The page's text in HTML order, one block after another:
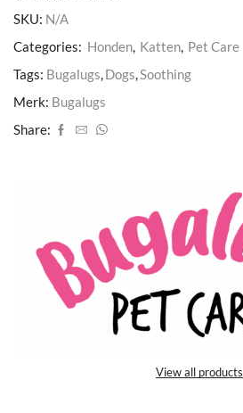
SKU: N/A
Categories: Honden, Katten, Pet Care
Tags: Bugalugs,Dogs,Soothing
Merk: Bugalugs
Share:
View all products